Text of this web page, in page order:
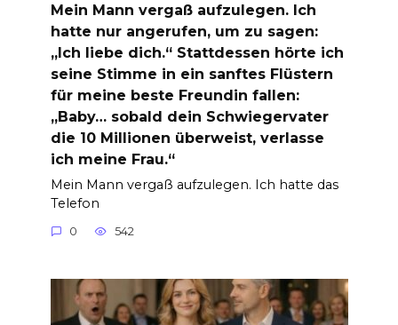
Mein Mann vergaß aufzulegen. Ich
hatte nur angerufen, um zu sagen:
„Ich liebe dich.“ Stattdessen hörte ich
seine Stimme in ein sanftes Flüstern
für meine beste Freundin fallen:
„Baby… sobald dein Schwiegervater
die 10 Millionen überweist, verlasse
ich meine Frau.“
Mein Mann vergaß aufzulegen. Ich hatte das
Telefon
0 542